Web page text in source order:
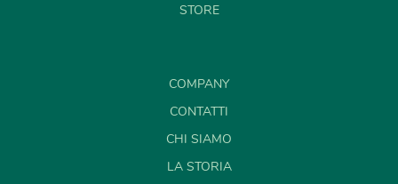
STORE
COMPANY
CONTATTI
CHI SIAMO
LA STORIA